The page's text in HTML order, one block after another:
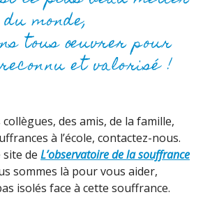
du monde,
tous œuvrer pour
et valorisé !
collègues, des amis, de la famille,
à l’école, contactez-nous.
site de L’observatoire de la souffrance
sommes là pour vous aider,
isolés face à cette souffrance.